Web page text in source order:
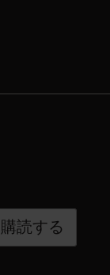
購読する